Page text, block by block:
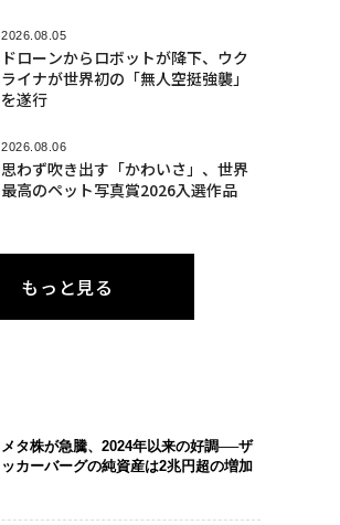
2026.08.05
ドローンからロボットが降下、ウク
ライナが世界初の「無人空挺強襲」
を遂行
2026.08.06
思わず吹き出す「かわいさ」、世界
最高のペット写真賞2026入選作品
もっと見る
メタ株が急騰、2024年以来の好調──ザ
ッカーバーグの純資産は2兆円超の増加